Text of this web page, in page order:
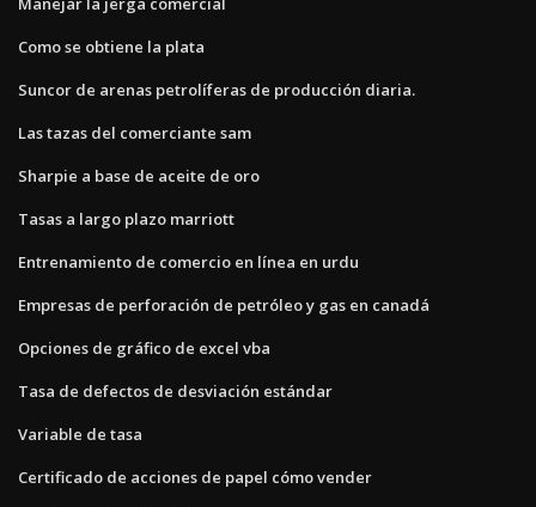
Como se obtiene la plata
Suncor de arenas petrolíferas de producción diaria.
Las tazas del comerciante sam
Sharpie a base de aceite de oro
Tasas a largo plazo marriott
Entrenamiento de comercio en línea en urdu
Empresas de perforación de petróleo y gas en canadá
Opciones de gráfico de excel vba
Tasa de defectos de desviación estándar
Variable de tasa
Certificado de acciones de papel cómo vender